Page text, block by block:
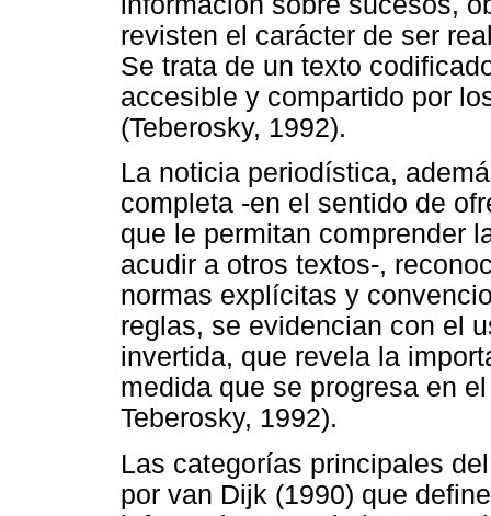
revisten el carácter de ser
Se trata de un texto
accesible y compartido por
(Teberosky, 1992).
La noticia periodística,
completa -en el sentido de
que le permitan comprender
acudir a otros textos-,
normas explícitas y
reglas, se evidencian con el
invertida, que revela la
medida que se progresa en
Teberosky, 1992).
Las categorías principales
por van Dijk (1990) que